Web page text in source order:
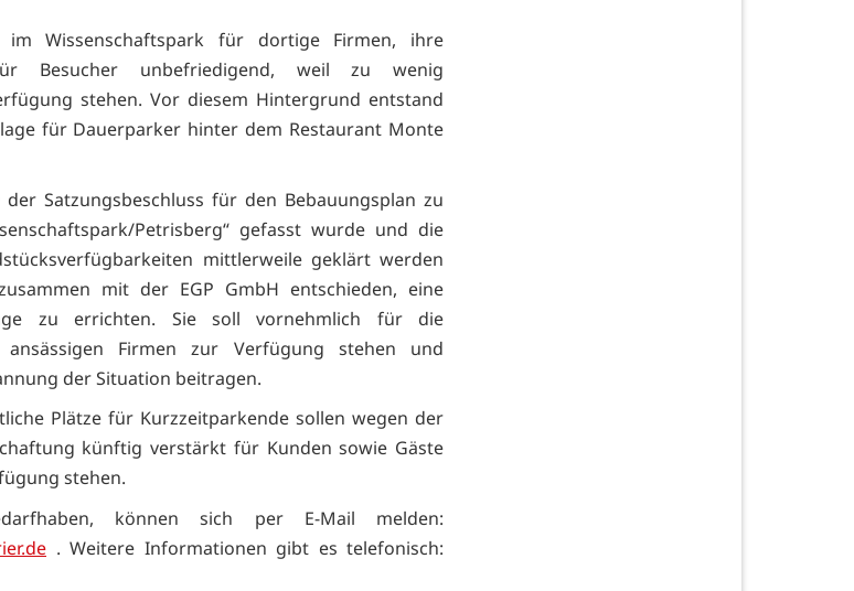
Wissenschaftspark für dortige Firmen, ihre
Besucher unbefriedigend, weil zu wenig
stehen. Vor diesem Hintergrund entstand
für Dauerparker hinter dem Restaurant Monte
Satzungsbeschluss für den Bebauungsplan zu
Petrisberg“ gefasst wurde und die
mittlerweile geklärt werden
mit der EGP GmbH entschieden, eine
zu errichten. Sie soll vornehmlich für die
Firmen zur Verfügung stehen und
der Situation beitragen.
Plätze für Kurzzeitparkende sollen wegen der
künftig verstärkt für Kunden sowie Gäste
stehen.
können sich per E-Mail melden:
. Weitere Informationen gibt es telefonisch: